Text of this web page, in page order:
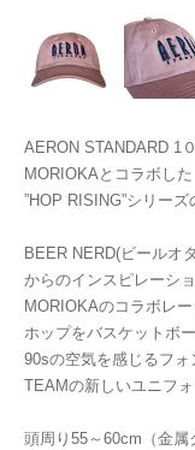
AERON STANDARD 1
MORIOKAとコラボした
”HOP RISING”シリー
BEER NERD(ビールオ
からのインスピレーシ
MORIOKAのコラボレ
ホップをバスケットボ
90sの空気を感じるフ
TEAMの新しいユニフォ
頭周り55～60cm（金属